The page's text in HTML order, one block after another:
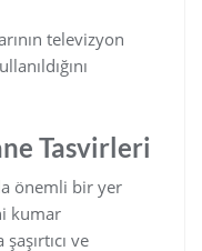
televizyon
Tasvirleri
önemli bir yer
kumar
ve